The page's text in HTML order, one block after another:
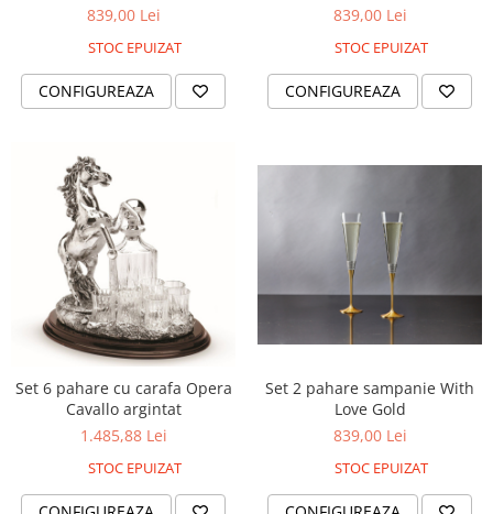
839,00 Lei
STOC EPUIZAT
CONFIGUREAZA
839,00 Lei
STOC EPUIZAT
CONFIGUREAZA
Set 6 pahare cu carafa Opera
Cavallo argintat
1.485,88 Lei
STOC EPUIZAT
Set 2 pahare sampanie With
Love Gold
839,00 Lei
STOC EPUIZAT